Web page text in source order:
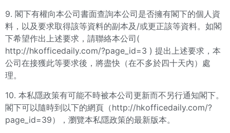
9. 閣下有權向本公司書面查詢本公司是否擁有閣下的個人資
料，以及要求取得該等資料的副本及/或更正該等資料。如閣
下希望作出上述要求，請聯絡本公司(
http://hkofficedaily.com/?page_id=3 ) 提出上述要求，本
公司在接獲此等要求後，將盡快（在不多於四十天內）處
理。
10. 本私隱政策有可能不時被本公司更新而不另行通知閣下。
閣下可以隨時到以下的網頁（http://hkofficedaily.com/?
page_id=39），瀏覽本私隱政策的最新版本。